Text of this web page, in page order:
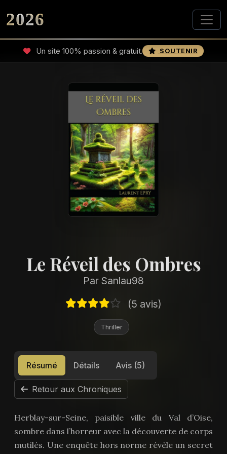
2026
Un site 100% passion & gratuit. SOUTENIR
Le Réveil des Ombres
Par Sanlau98
(5 avis)
Thriller
Résumé Détails Avis (5)
Retour aux Chroniques
Herblay-sur-Seine, paisible ville du Val d’Oise,
sombre dans l’horreur avec la découverte de corps
mutilés. Une enquête hors norme révèle un secret